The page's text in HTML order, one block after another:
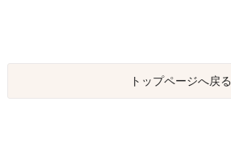
トップページへ戻る